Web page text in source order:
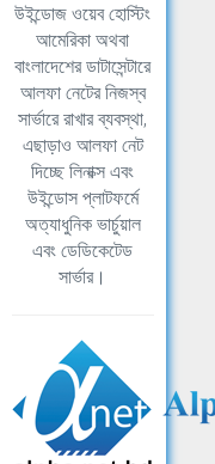
উইন্ডোজ ওয়েব হোস্টিং
আমেরিকা অথবা
বাংলাদেশের ডাটাসেন্টারে
আলফা নেটের নিজস্ব
সার্ভারে রাখার ব্যবস্থা,
এছাড়াও আলফা নেট
দিচ্ছে লিনাক্স এবং
উইন্ডোস প্লাটফর্মে
অত্যাধুনিক ভার্চুয়াল
এবং ডেডিকেটেড
সার্ভার।